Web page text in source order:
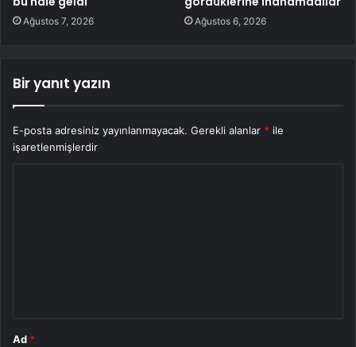
Ağustos 7, 2026 Ağustos 6, 2026
Bir yanıt yazın
E-posta adresiniz yayınlanmayacak. Gerekli alanlar * ile
işaretlenmişlerdir
Ad *